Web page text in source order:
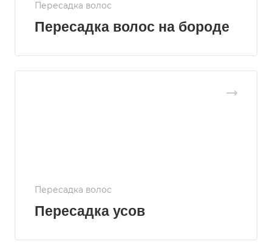
Пересадка волос
Пересадка волос на бороде
Пересадка волос
Пересадка усов